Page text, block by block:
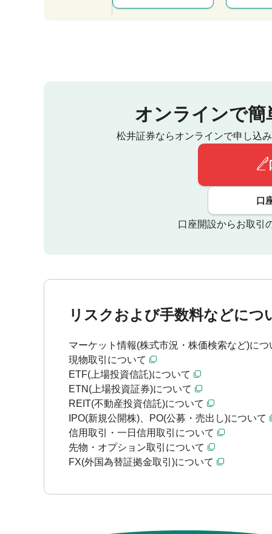
オンラインで簡
松井証券ならオンラインで申し込
口
口座開設からお取引
リスクおよび手数料などにつ
マーケット情報(株式市況・株価検索など)につ
現物取引について
ETF(上場投資信託)について
ETN(上場投資証券)について
REIT(不動産投資信託)について
IPO(新規公開株)、PO(公募・売出し)について
信用取引・一日信用取引について
先物・オプション取引について
FX(外国為替証拠金取引)について